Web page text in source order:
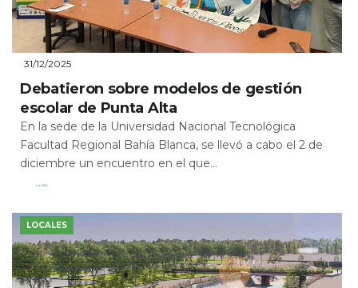
31/12/2025
Debatieron sobre modelos de gestión
escolar de Punta Alta
En la sede de la Universidad Nacional Tecnológica
Facultad Regional Bahía Blanca, se llevó a cabo el 2 de
diciembre un encuentro en el que...
Leer Más
LOCALES